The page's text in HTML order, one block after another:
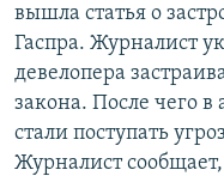
вышла статья о
Гаспра. Журналист
девелопера
закона. После чего в
стали поступать
Журналист